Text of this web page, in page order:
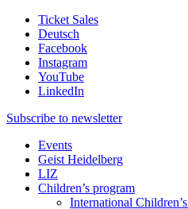
Ticket Sales
Deutsch
Facebook
Instagram
YouTube
LinkedIn
Subscribe to newsletter
Events
Geist Heidelberg
LIZ
Children’s program
International